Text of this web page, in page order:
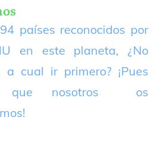
países reconocidos por
en este planeta, ¿No
a cual ir primero? ¡Pues
que nosotros os